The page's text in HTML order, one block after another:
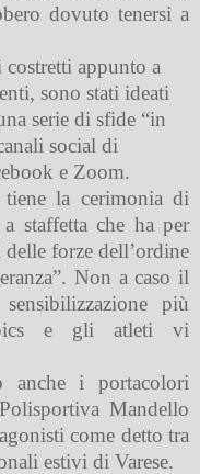
dovuto tenersi a
appunto a
sono stati ideati
serie di sfide “in
social di
e Zoom.
la cerimonia di
a staffetta che ha per
forze dell’ordine
Non a caso il
più
e gli atleti vi
anche i portacolori
Mandello
come detto tra
estivi di Varese.